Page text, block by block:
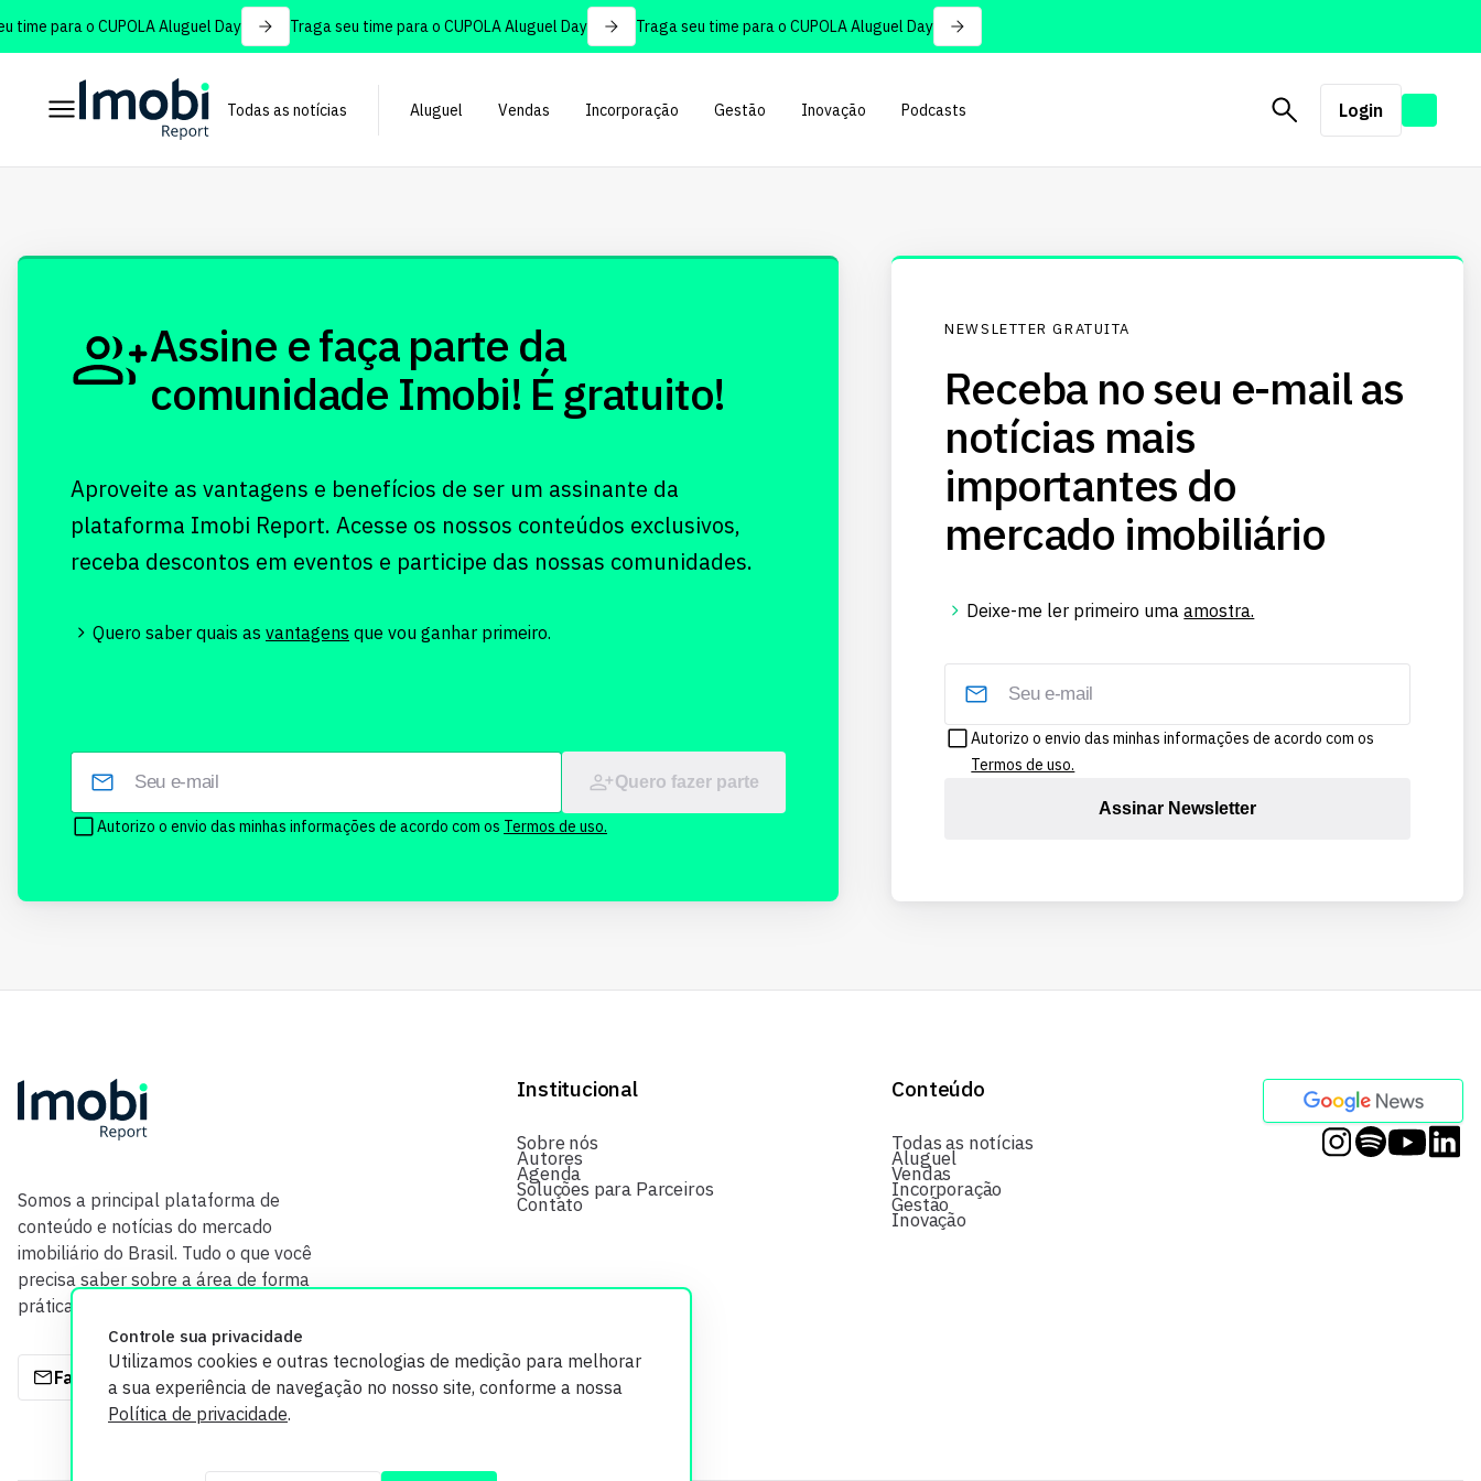
para o CUPOLA Aluguel Day Traga seu time para o CUPOLA Aluguel Day Traga seu time para o CUPOLA Aluguel Day
Todas as notícias Aluguel Vendas Incorporação Gestão Inovação Podcasts Login
Controle sua privacidade
Utilizamos cookies e outras tecnologias de medição para melhorar
a sua experiência de navegação no nosso site, conforme a nossa
Política de privacidade.
Assine e faça parte da
comunidade Imobi! É gratuito!
Aproveite as vantagens e benefícios de ser um assinante da
plataforma Imobi Report. Acesse os nossos conteúdos exclusivos,
receba descontos em eventos e participe das nossas comunidades.
Quero saber quais as vantagens que vou ganhar primeiro.
Quero fazer parte
Autorizo o envio das minhas informações de acordo com os Termos de uso.
NEWSLETTER GRATUITA
Receba no seu e-mail as
notícias mais
importantes do
mercado imobiliário
Deixe-me ler primeiro umaamostra.
Autorizo o envio das minhas informações de acordo com os
Termos de uso.
Assinar Newsletter
Somos a principal plataforma de
conteúdo e notícias do mercado
imobiliário do Brasil. Tudo o que você
precisa saber sobre a área de forma
prática e com credibilidade.
Fale com a gente
Institucional
Sobre nós
Autores
Agenda
Soluções para Parceiros
Contato
Conteúdo
Todas as notícias
Aluguel
Vendas
Incorporação
Gestão
Inovação